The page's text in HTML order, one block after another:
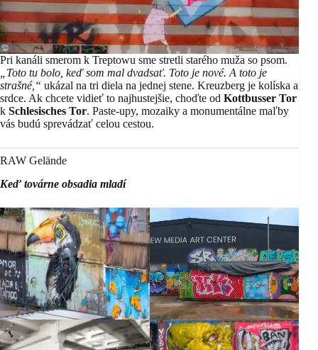
Pri kanáli smerom k Treptowu sme stretli starého muža so psom.
„Toto tu bolo, keď som mal dvadsať. Toto je nové. A toto je
strašné,“ ukázal na tri diela na jednej stene. Kreuzberg je kolíska a
srdce. Ak chcete vidieť to najhustejšie, choďte od Kottbusser Tor
k Schlesisches Tor. Paste-upy, mozaiky a monumentálne maľby
vás budú sprevádzať celou cestou.
RAW Gelände
Keď továrne obsadia mladí